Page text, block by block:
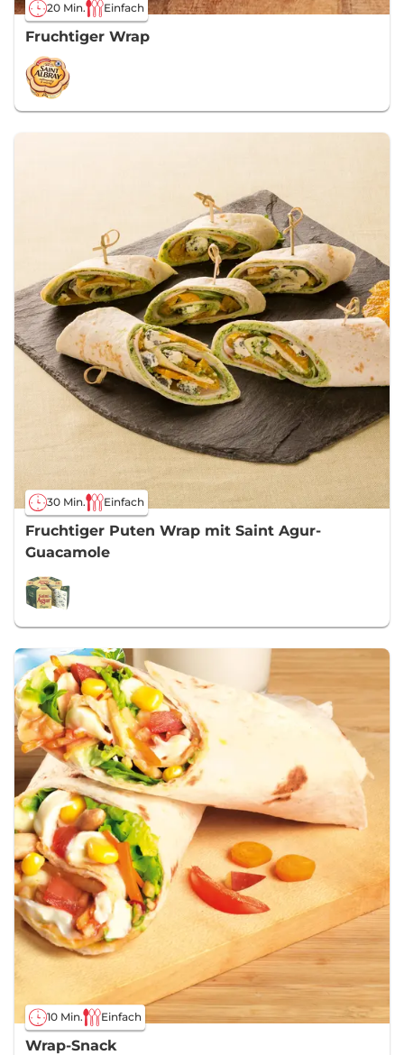
20 Min. Einfach
Fruchtiger Wrap
30 Min. Einfach
Fruchtiger Puten Wrap mit Saint Agur-
Guacamole
10 Min. Einfach
Wrap-Snack